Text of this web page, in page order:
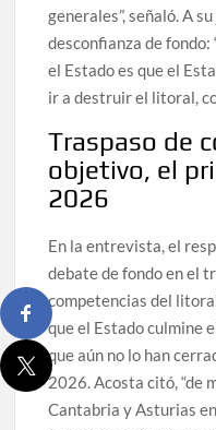
generales”, señaló. A
desconfianza de fondo:
el Estado es que el
ir a destruir el litoral,
Traspaso de
objetivo, el
2026
En la entrevista, el
debate de fondo en el
competencias del
que el Estado culmine
que aún no lo han
2026. Acosta citó, “de
Cantabria y Asturias